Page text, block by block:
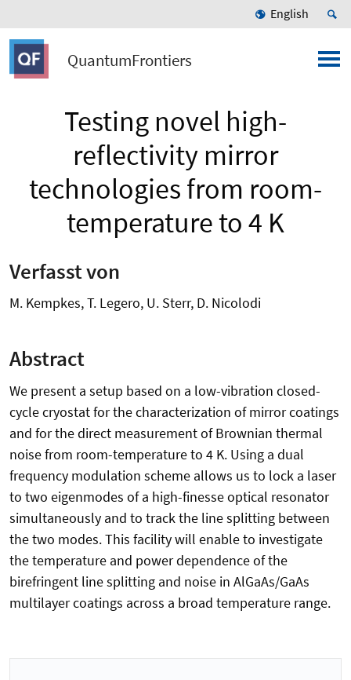
English
QuantumFrontiers
Testing novel high-
reflectivity mirror
technologies from room-
temperature to 4 K
Verfasst von
M. Kempkes, T. Legero, U. Sterr, D. Nicolodi
Abstract
We present a setup based on a low-vibration closed-
cycle cryostat for the characterization of mirror coatings
and for the direct measurement of Brownian thermal
noise from room-temperature to 4 K. Using a dual
frequency modulation scheme allows us to lock a laser
to two eigenmodes of a high-finesse optical resonator
simultaneously and to track the line splitting between
the two modes. This facility will enable to investigate
the temperature and power dependence of the
birefringent line splitting and noise in AlGaAs/GaAs
multilayer coatings across a broad temperature range.